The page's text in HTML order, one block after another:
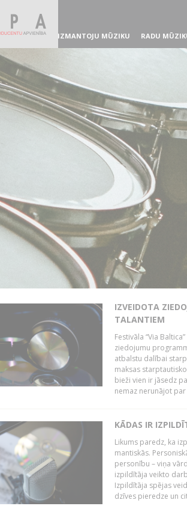
IZMANTOJU MŪZIKU RADU
IZVEIDOTA
TALANTIEM
Festivāla “Via
ziedojumu
atbalstu dalībai
maksas
bieži vien ir jāsedz
nemaz nerunājot
KĀDAS IR
Likums paredz, ka
mantiskās.
personību – viņa
izpildītāja veikto
Izpildītāja spējas
dzīves pieredze un